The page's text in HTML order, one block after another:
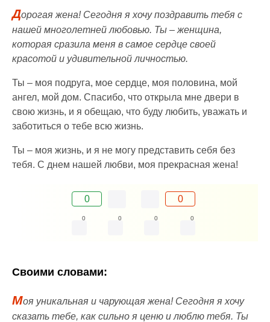
Дорогая жена! Сегодня я хочу поздравить тебя с
нашей многолетней любовью. Ты – женщина,
которая сразила меня в самое сердце своей
красотой и удивительной личностью.
Ты – моя подруга, мое сердце, моя половина, мой
ангел, мой дом. Спасибо, что открыла мне двери в
свою жизнь, и я обещаю, что буду любить, уважать и
заботиться о тебе всю жизнь.
Ты – моя жизнь, и я не могу представить себя без
тебя. С днем нашей любви, моя прекрасная жена!
0 0
0 0 0 0
Своими словами:
Моя уникальная и чарующая жена! Сегодня я хочу
сказать тебе, как сильно я ценю и люблю тебя. Ты